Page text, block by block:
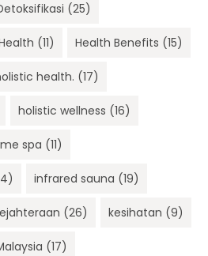
(25)
(11) Health Benefits (15)
health. (17)
holistic wellness (16)
spa (11)
infrared sauna (19)
(26) kesihatan (9)
(17)